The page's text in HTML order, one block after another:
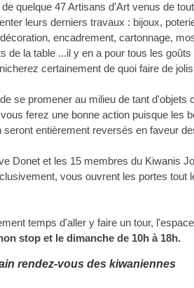
quelque 47 Artisans d'Art venus de
leurs derniers travaux : bijoux,
encadrement, cartonnage,
de la table ...il y en a pour tous les goûts
certainement de quoi faire de
se promener au milieu de tant d'objets
ferez une bonne action puisque les
seront entièrement reversés en faveur
Donet et les 15 membres du Kiwanis
vous ouvrent les portes tout
temps d'aller y faire un tour,
stop et le dimanche de 10h à 18h.
rendez-vous des kiwaniennes